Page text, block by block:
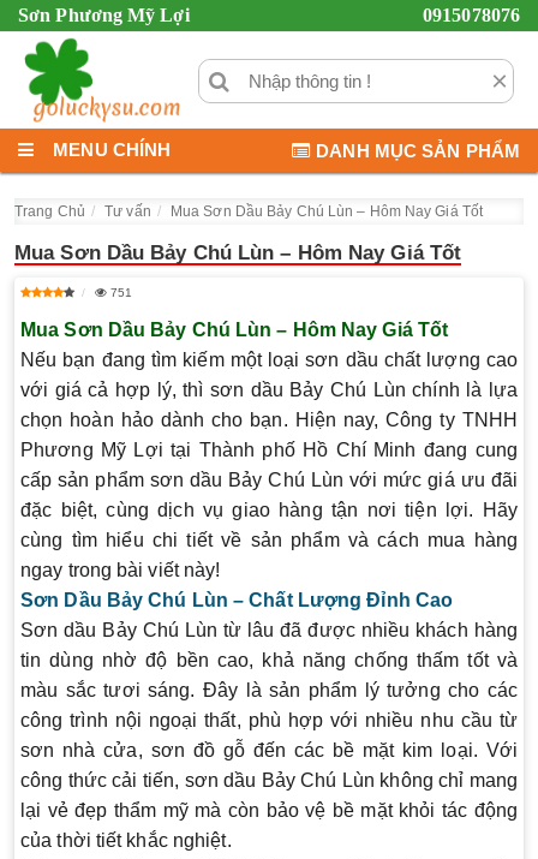
Sơn Phương Mỹ Lợi 0915078076
×
MENU CHÍNH DANH MỤC SẢN PHẨM
Trang Chủ Tư vấn Mua Sơn Dầu Bảy Chú Lùn – Hôm Nay Giá Tốt
Mua Sơn Dầu Bảy Chú Lùn – Hôm Nay Giá Tốt
751
Mua Sơn Dầu Bảy Chú Lùn – Hôm Nay Giá Tốt
Nếu bạn đang tìm kiếm một loại sơn dầu chất lượng cao
với giá cả hợp lý, thì sơn dầu Bảy Chú Lùn chính là lựa
chọn hoàn hảo dành cho bạn. Hiện nay, Công ty TNHH
Phương Mỹ Lợi tại Thành phố Hồ Chí Minh đang cung
cấp sản phẩm sơn dầu Bảy Chú Lùn với mức giá ưu đãi
đặc biệt, cùng dịch vụ giao hàng tận nơi tiện lợi. Hãy
cùng tìm hiểu chi tiết về sản phẩm và cách mua hàng
ngay trong bài viết này!
Sơn Dầu Bảy Chú Lùn – Chất Lượng Đỉnh Cao
Sơn dầu Bảy Chú Lùn từ lâu đã được nhiều khách hàng
tin dùng nhờ độ bền cao, khả năng chống thấm tốt và
màu sắc tươi sáng. Đây là sản phẩm lý tưởng cho các
công trình nội ngoại thất, phù hợp với nhiều nhu cầu từ
sơn nhà cửa, sơn đồ gỗ đến các bề mặt kim loại. Với
công thức cải tiến, sơn dầu Bảy Chú Lùn không chỉ mang
lại vẻ đẹp thẩm mỹ mà còn bảo vệ bề mặt khỏi tác động
của thời tiết khắc nghiệt.